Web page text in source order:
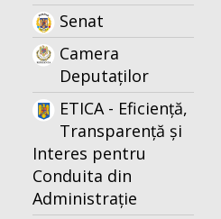
Senat
Camera
Deputaților
ETICA - Eficiență,
Transparență și
Interes pentru
Conduita din
Administrație